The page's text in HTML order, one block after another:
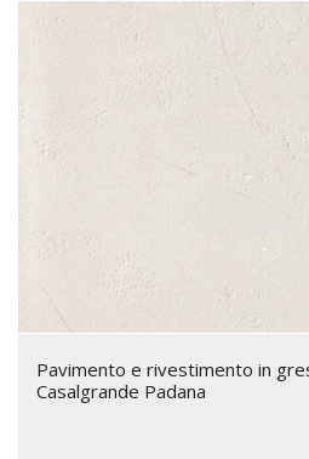
Pavimento e rivestimento in
Casalgrande Padana